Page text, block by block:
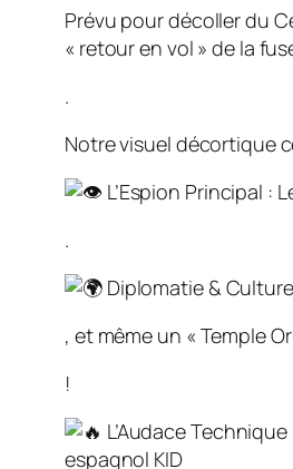
Prévu pour décoller du
« retour en vol » de la
.
Notre visuel décortique
L’Espion Principal :
.
Diplomatie &
, et même un « Temple
!
L’Audace
espagnol KID